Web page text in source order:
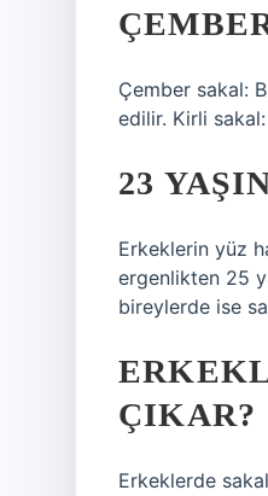
Çember sakal:
edilir. Kirli
23
Erkeklerin yüz
ergenlikten 25
bireylerde ise
ÇIKAR?
Erkeklerde